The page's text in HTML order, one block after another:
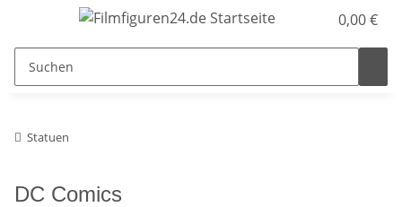
0,00 €
Statuen
DC Comics